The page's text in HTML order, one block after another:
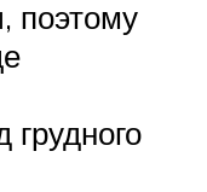
поэтому
грудного